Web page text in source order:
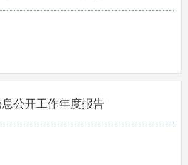
公开工作年度报告